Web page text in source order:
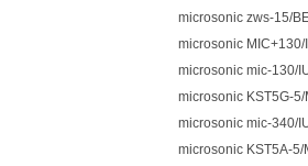
microsonic zws-15/
microsonic MIC+130/
microsonic mic-130/
microsonic KST5G-5/
microsonic mic-340/
microsonic KST5A-5/